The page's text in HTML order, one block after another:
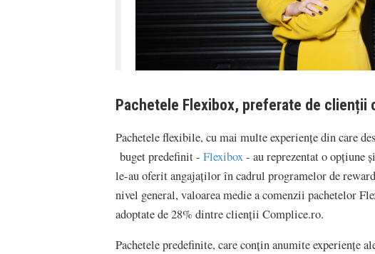
Pachetele Flexibox, preferate de clienții
Pachetele flexibile, cu mai multe experiențe din care
buget predefinit - Flexibox- au reprezentat o opțiune
le-au oferit angajaților în cadrul programelor de
nivel general, valoarea medie a comenzii pachetelor
adoptate de 28% dintre clienții Complice.ro.
Pachetele predefinite, care conțin anumite experiențe